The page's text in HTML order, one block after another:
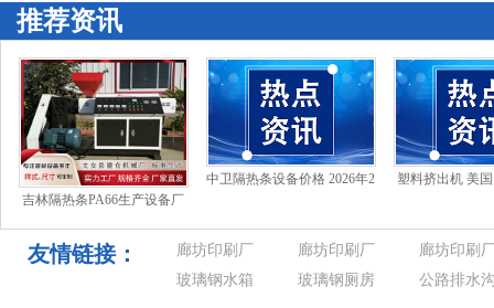
推荐资讯
吉林隔热条PA66生产设备厂
荡，以
中卫隔热条设备价格 2026年2
踵开
塑料挤出机 美
出“对
友情链接： 廊坊印刷厂 廊坊印刷厂
廊坊印刷
玻璃钢水箱
玻璃钢厕房 公路排水